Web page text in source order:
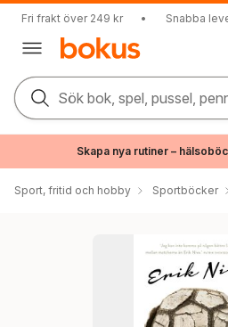
Fri frakt över 249 kr • Snabba
Sök bok, spel, pussel,
Skapa nya rutiner –
Sport, fritid och hobby Sportböcker